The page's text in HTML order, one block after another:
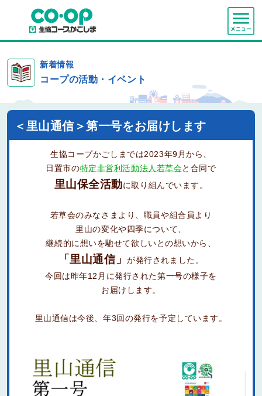
新着情報
コープの活動・イベント
＜里山通信＞第一号をお届けします
生協コープかごしまでは2023年9月から、
日置市の特定非営利活動法人若草会と合同で
里山保全活動に取り組んでいます。
若草会のみなさまより、職員や組合員より
里山の変化や四季について、
継続的に想いを馳せて欲しいとの想いから、
「里山通信」が発行されました。
今回は昨年12月に発行された第一号の様子を
お届けします。
里山通信は今後、年3回の発行を予定しています。